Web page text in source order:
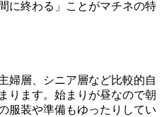
に終わる」ことがマチネの特
婦層、シニア層など比較的自
ります。始まりが昼なので朝
服装や準備もゆったりしてい